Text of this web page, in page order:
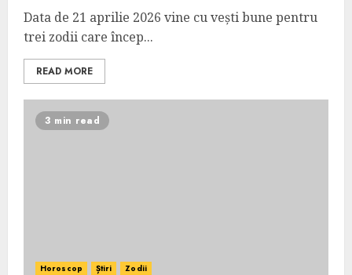
Data de 21 aprilie 2026 vine cu vești bune pentru
trei zodii care încep...
READ MORE
3 min read
Horoscop Știri Zodii